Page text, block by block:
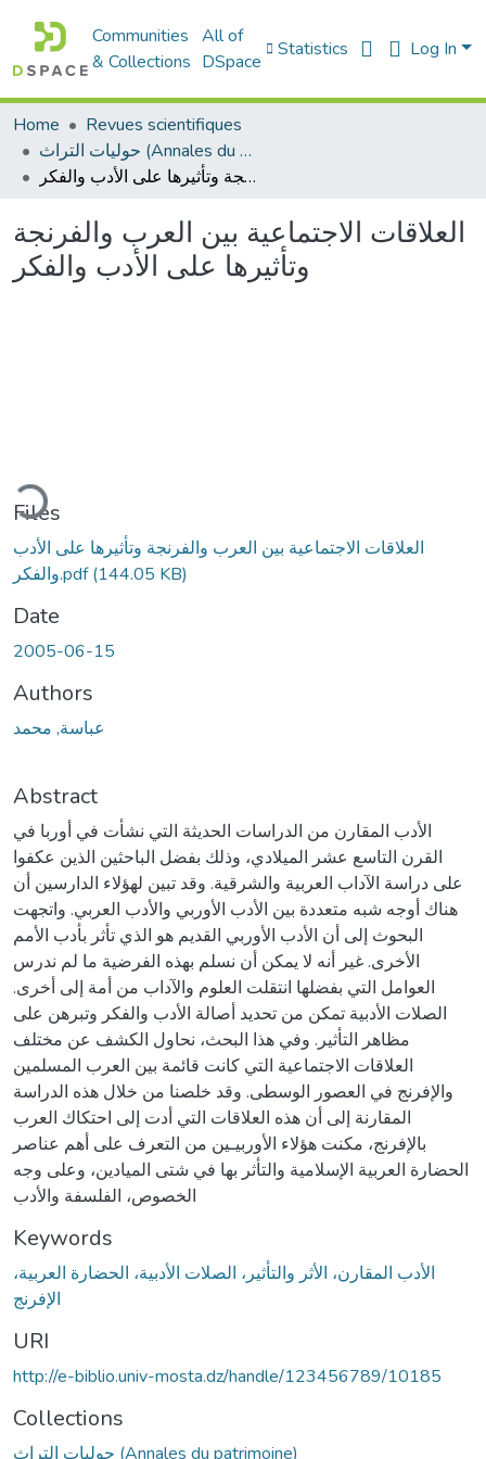
Communities
& Collections
All of
DSpace
Statistics Log In
Home
Revues scientifiques
حوليات التراث (Annales du patrimoine)
العلاقات الاجتماعية بين العرب والفرنجة وتأثيرها على الأدب والفكر
العلاقات الاجتماعية بين العرب والفرنجة
وتأثيرها على الأدب والفكر
Files
العلاقات الاجتماعية بين العرب والفرنجة وتأثيرها على الأدب
والفكر.pdf(144.05 KB)
Date
2005-06-15
Authors
عباسة, محمد
Abstract
الأدب المقارن من الدراسات الحديثة التي نشأت في أوربا في
القرن التاسع عشر الميلادي، وذلك بفضل الباحثين الذين عكفوا
على دراسة الآداب العربية والشرقية. وقد تبين لهؤلاء الدارسين أن
هناك أوجه شبه متعددة بين الأدب الأوربي والأدب العربي. واتجهت
البحوث إلى أن الأدب الأوربي القديم هو الذي تأثر بأدب الأمم
الأخرى. غير أنه لا يمكن أن نسلم بهذه الفرضية ما لم ندرس
العوامل التي بفضلها انتقلت العلوم والآداب من أمة إلى أخرى.
الصلات الأدبية تمكن من تحديد أصالة الأدب والفكر وتبرهن على
مظاهر التأثير. وفي هذا البحث، نحاول الكشف عن مختلف
العلاقات الاجتماعية التي كانت قائمة بين العرب المسلمين
والإفرنج في العصور الوسطى. وقد خلصنا من خلال هذه الدراسة
المقارنة إلى أن هذه العلاقات التي أدت إلى احتكاك العرب
بالإفرنج، مكنت هؤلاء الأوربيـين من التعرف على أهم عناصر
الحضارة العربية الإسلامية والتأثر بها في شتى الميادين، وعلى وجه
الخصوص، الفلسفة والأدب
Keywords
الأدب المقارن، الأثر والتأثير، الصلات الأدبية، الحضارة العربية،
الإفرنج
URI
http://e-biblio.univ-mosta.dz/handle/123456789/10185
Collections
حوليات التراث (Annales du patrimoine)